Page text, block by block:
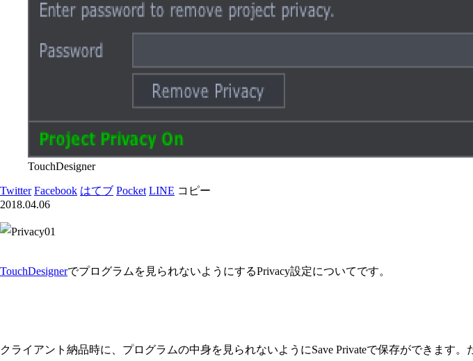
TouchDesigner
Twitter Facebook はてブ Pocket LINE コピー
2018.04.06
TouchDesignerでプログラムを見られないようにするPrivacy設定についてです。
クライアント納品時に、プログラムの中身を見られないようにSave Privateで保存ができます。